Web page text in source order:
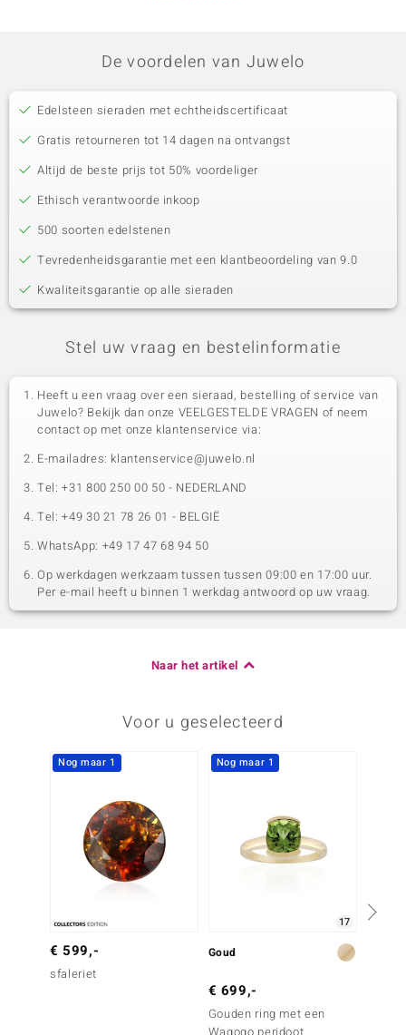
De voordelen van Juwelo
Edelsteen sieraden met echtheidscertificaat
Gratis retourneren tot 14 dagen na ontvangst
Altijd de beste prijs tot 50% voordeliger
Ethisch verantwoorde inkoop
500 soorten edelstenen
Tevredenheidsgarantie met een klantbeoordeling van 9.0
Kwaliteitsgarantie op alle sieraden
Stel uw vraag en bestelinformatie
Heeft u een vraag over een sieraad, bestelling of service van
Juwelo? Bekijk dan onze VEELGESTELDE VRAGEN of neem
contact op met onze klantenservice via:
E-mailadres: klantenservice@juwelo.nl
Tel: +31 800 250 00 50 - NEDERLAND
Tel: +49 30 21 78 26 01 - BELGIË
WhatsApp: +49 17 47 68 94 50
Op werkdagen werkzaam tussen tussen 09:00 en 17:00 uur.
Per e-mail heeft u binnen 1 werkdag antwoord op uw vraag.
Naar het artikel
Voor u geselecteerd
Nog maar 1
€ 599,-
sfaleriet
Nog maar 1
17
Goud
€ 699,-
Gouden ring met een